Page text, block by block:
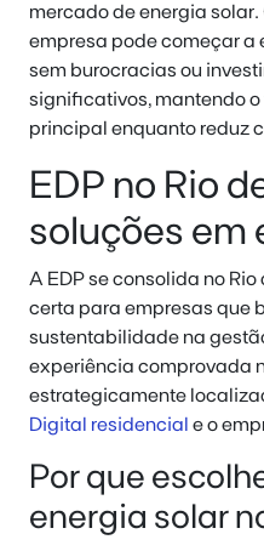
mercado de energia solar.
empresa pode começar a
sem burocracias ou
significativos, mantendo o
principal enquanto reduz
EDP no Rio
soluções em
A EDP se consolida no
certa para empresas que
sustentabilidade na
experiência comprovada
estrategicamente
Digital residencial e o
Por que
energia solar